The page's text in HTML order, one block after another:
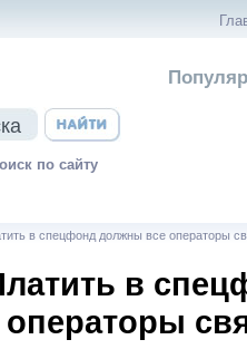
по сайту
в спецфонд должны все операторы
в